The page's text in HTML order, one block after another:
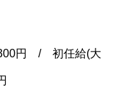
円 / 初任給(大